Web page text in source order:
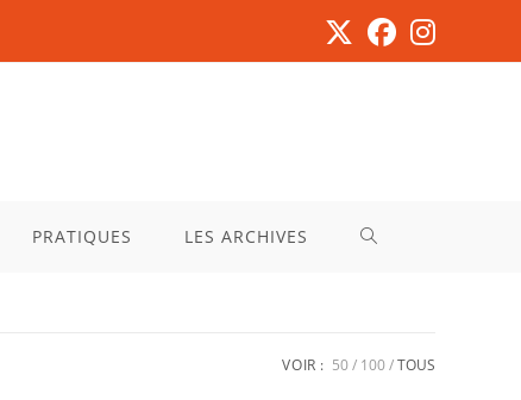
PRATIQUES LES ARCHIVES
VOIR : 50 100 TOUS